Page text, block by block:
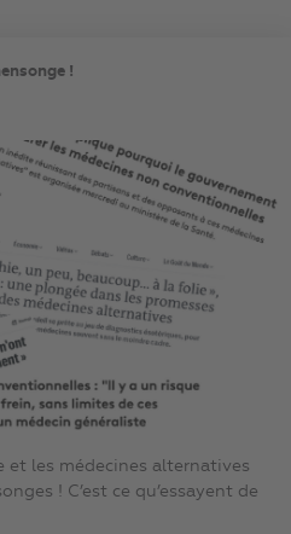
!
et les médecines alternatives
! C’est ce qu’essayent de